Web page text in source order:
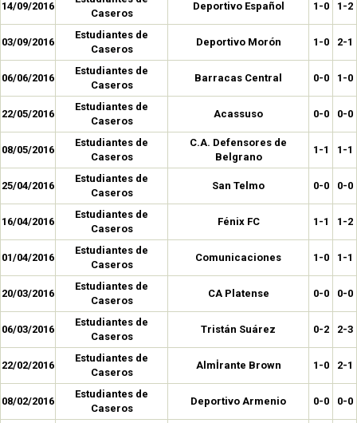
14/09/2016
Caseros
Deportivo Español 1-0 1-2
03/09/2016
Estudiantes de
Caseros
Deportivo Morón 1-0 2-1
06/06/2016
Estudiantes de
Caseros
Barracas Central 0-0 1-0
22/05/2016
Estudiantes de
Caseros
Acassuso 0-0 0-0
08/05/2016
Estudiantes de
Caseros
C.A. Defensores de
Belgrano
1-1 1-1
25/04/2016
Estudiantes de
Caseros
San Telmo 0-0 0-0
16/04/2016
Estudiantes de
Caseros
Fénix FC 1-1 1-2
01/04/2016
Estudiantes de
Caseros
Comunicaciones 1-0 1-1
20/03/2016
Estudiantes de
Caseros
CA Platense 0-0 0-0
06/03/2016
Estudiantes de
Caseros
Tristán Suárez 0-2 2-3
22/02/2016
Estudiantes de
Caseros
Almİrante Brown 1-0 2-1
08/02/2016
Estudiantes de
Caseros
Deportivo Armenio 0-0 0-0